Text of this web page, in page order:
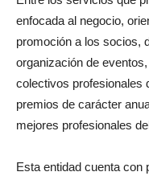
enfocada al negocio,
promoción a los socios,
organización de
colectivos profesionales
premios de carácter
mejores profesionales
Esta entidad cuenta con